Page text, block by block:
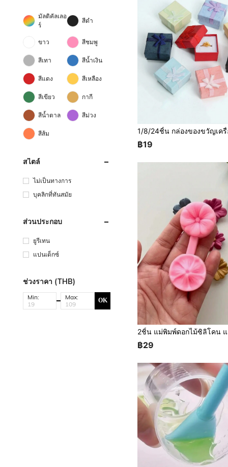
มัลติคัลเลอ
ร์
สีดำ
ขาว สีชมพู
สีเทา สีน้ำเงิน
สีแดง สีเหลือง
สีเขียว กากี
สีน้ำตาล สีม่วง
สีส้ม
สไตล์
ไม่เป็นทางการ
บุคลิกที่ทันสมัย
ส่วนประกอบ
ยูรีเทน
แปนเด็กซ์
ช่วงราคา (THB)
Min: Max: OK
฿19
฿29